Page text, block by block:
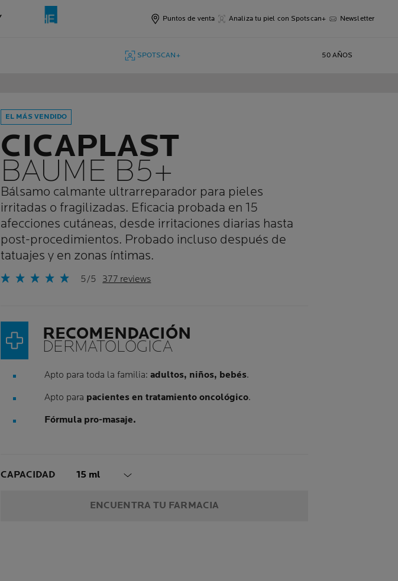
Puntos de venta Analiza tu piel con Spotscan+ Newsletter
SPOTSCAN+ 50 AÑOS
EL MÁS VENDIDO
CICAPLAST
BAUME B5+
Bálsamo calmante ultrarreparador para pieles
irritadas o fragilizadas. Eficacia probada en 15
afecciones cutáneas, desde irritaciones diarias hasta
post-procedimientos. Probado incluso después de
tatuajes y en zonas íntimas.
5/5 377 reviews
RECOMENDACIÓN
DERMATOLÓGICA
Apto para toda la familia: adultos, niños, bebés.
Apto para pacientes en tratamiento oncológico.
Fórmula pro-masaje.
CAPACIDAD Volume
15 ml
ENCUENTRA TU FARMACIA